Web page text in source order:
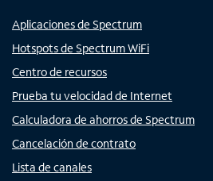
Aplicaciones de Spectrum
Hotspots de Spectrum WiFi
Centro de recursos
Prueba tu velocidad de Internet
Calculadora de ahorros de Spectrum
Cancelación de contrato
Lista de canales